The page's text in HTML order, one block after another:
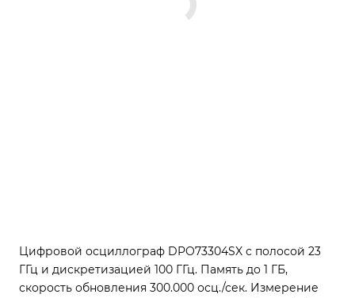
Цифровой осциллограф DPO73304SX с полосой 23
ГГц и дискретизацией 100 ГГц. Память до 1 ГБ,
скорость обновления 300.000 осц./сек. Измерение